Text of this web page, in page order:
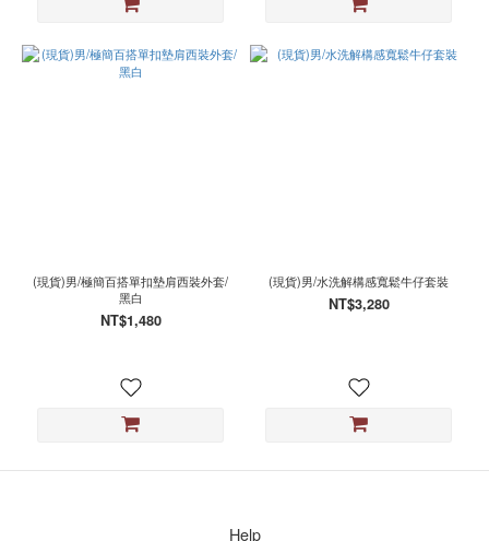
(現貨)男/極簡百搭單扣墊肩西裝外套/
黑白
NT$1,480
(現貨)男/水洗解構感寬鬆牛仔套裝
NT$3,280
Help